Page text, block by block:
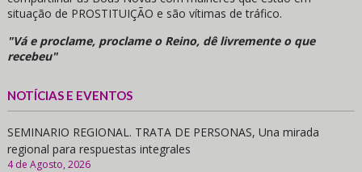
situação de PROSTITUIÇÃO e são vítimas de tráfico.
"Vá e proclame, proclame o Reino, dê livremente o que
recebeu"
NOTÍCIAS E EVENTOS
SEMINARIO REGIONAL. TRATA DE PERSONAS, Una mirada
regional para respuestas integrales
4 de Agosto, 2026